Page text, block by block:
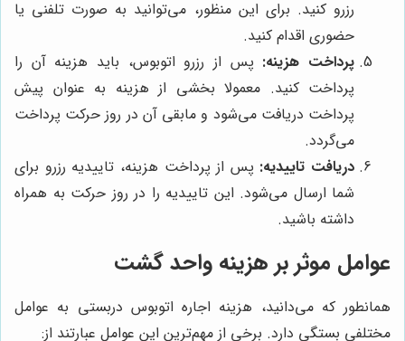
رزرو کنید. برای این منظور، می‌توانید به صورت تلفنی یا
حضوری اقدام کنید.
پرداخت هزینه: پس از رزرو اتوبوس، باید هزینه آن را
پرداخت کنید. معمولا بخشی از هزینه به عنوان پیش
پرداخت دریافت می‌شود و مابقی آن در روز حرکت پرداخت
می‌گردد.
دریافت تاییدیه: پس از پرداخت هزینه، تاییدیه رزرو برای
شما ارسال می‌شود. این تاییدیه را در روز حرکت به همراه
داشته باشید.
عوامل موثر بر هزینه واحد گشت
همانطور که می‌دانید، هزینه اجاره اتوبوس دربستی به عوامل
مختلفی بستگی دارد. برخی از مهم‌ترین این عوامل عبارتند از: